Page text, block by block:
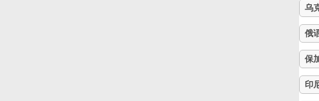
乌
俄
保
印